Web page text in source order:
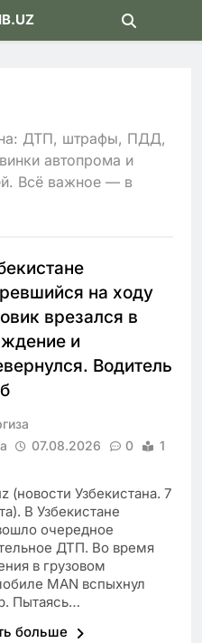
ДТП, штрафы, ПДД,
автопрома и
Всё важное — в
на ходу
врезался в
и
Водитель
07.08.2026 0
1
(новости Узбекистана. 7
В Узбекистане
очередное
ДТП. Во время
в грузовом
MAN вспыхнул
Пытаясь…
больше